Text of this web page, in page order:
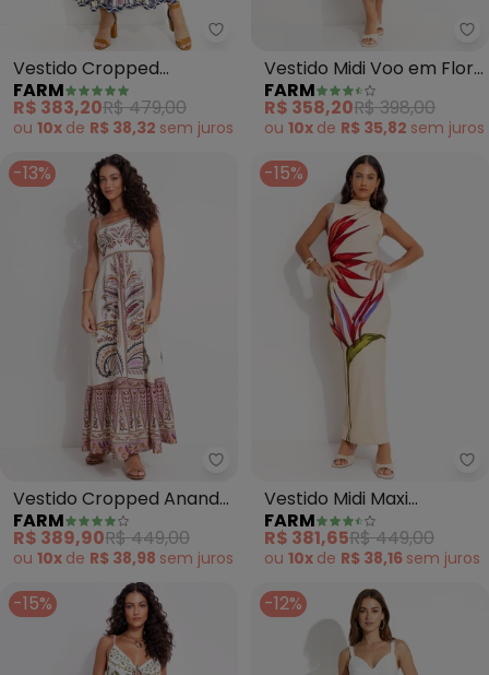
Farm - Vestido Cropped
Vestido Cropped
Chapada dos Veadeiros
(Bege)
FARM
R$ 383,20R$ 479,00
ou 10x de R$ 38,32 sem juros
Vestido Midi Voo em Flor
(Bege)
FARM
R$ 358,20R$ 398,00
ou 10x de R$ 35,82 sem juros
-13%
Farm - Vestido Cropped
Vestido Cropped Ananda
(Bege)
FARM
R$ 389,90R$ 449,00
ou 10x de R$ 38,98 sem juros
-15%
Vestido Midi Maxi
Estrelicia (Bege)
FARM
R$ 381,65R$ 449,00
ou 10x de R$ 38,16 sem juros
-15% -12%